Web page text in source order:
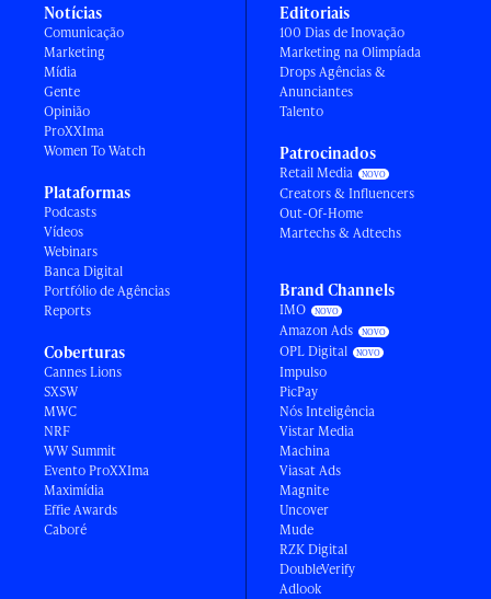
Notícias
Comunicação
Marketing
Mídia
Gente
Opinião
ProXXIma
Women To Watch
Plataformas
Podcasts
Vídeos
Webinars
Banca Digital
Portfólio de Agências
Reports
Coberturas
Cannes Lions
SXSW
MWC
NRF
WW Summit
Evento ProXXIma
Maximídia
Effie Awards
Caboré
Editoriais
100 Dias de Inovação
Marketing na Olimpíada
Drops Agências &
Anunciantes
Talento
Patrocinados
Retail Media
Creators & Influencers
Out-Of-Home
Martechs & Adtechs
Brand Channels
IMO
Amazon Ads
OPL Digital
Impulso
PicPay
Nós Inteligência
Vistar Media
Machina
Viasat Ads
Magnite
Uncover
Mude
RZK Digital
DoubleVerify
Adlook